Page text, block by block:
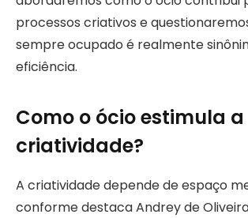
processos criativos e
sempre ocupado é realmente
eficiência.
Como o ócio estimula a
criatividade?
A criatividade depende de espaço
conforme destaca Andrey de